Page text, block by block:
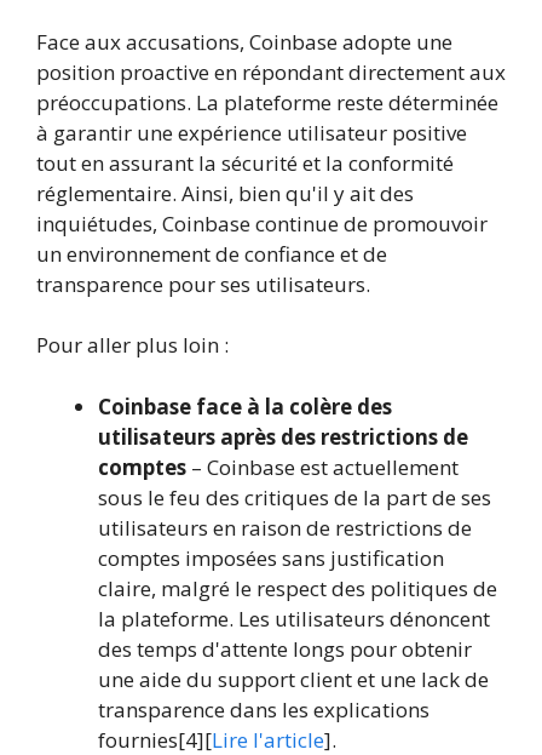
Face aux accusations, Coinbase adopte une
position proactive en répondant directement aux
préoccupations. La plateforme reste déterminée
à garantir une expérience utilisateur positive
tout en assurant la sécurité et la conformité
réglementaire. Ainsi, bien qu'il y ait des
inquiétudes, Coinbase continue de promouvoir
un environnement de confiance et de
transparence pour ses utilisateurs.
Pour aller plus loin :
Coinbase face à la colère des
utilisateurs après des restrictions de
comptes – Coinbase est actuellement
sous le feu des critiques de la part de ses
utilisateurs en raison de restrictions de
comptes imposées sans justification
claire, malgré le respect des politiques de
la plateforme. Les utilisateurs dénoncent
des temps d'attente longs pour obtenir
une aide du support client et une lack de
transparence dans les explications
fournies[4][Lire l'article].